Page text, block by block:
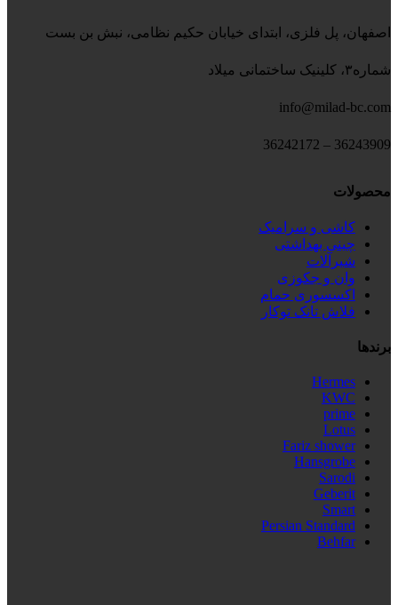
اصفهان، پل فلزی، ابتدای خیابان حکیم نظامی، نبش بن بست
شماره۳، کلینیک ساختمانی میلاد
info@milad-bc.com
36243909 – 36242172
محصولات
کاشی و سرامیک
چینی بهداشتی
شیرآلات
وان و جکوزی
اکسسوری حمام
فلاش تانک توکار
برندها
Hermes
KWC
prime
Lotus
Fariz shower
Hansgrobe
Sarodi
Geberit
Smart
Persian Standard
Behfar